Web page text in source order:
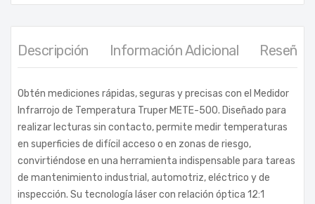
Descripción Información Adicional Reseñas
Obtén mediciones rápidas, seguras y precisas con el Medidor
Infrarrojo de Temperatura Truper METE-500. Diseñado para
realizar lecturas sin contacto, permite medir temperaturas
en superficies de difícil acceso o en zonas de riesgo,
convirtiéndose en una herramienta indispensable para tareas
de mantenimiento industrial, automotriz, eléctrico y de
inspección. Su tecnología láser con relación óptica 12:1